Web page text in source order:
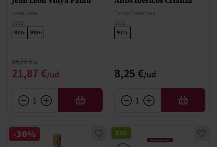
Jean Leon
2022
91Pe 90De
Precio especial
21,87 €
Precio normal
24,30 €
AÑADIR
Torres Essentials
2022
91De
8,25 €
AÑADIR
-30% ECO